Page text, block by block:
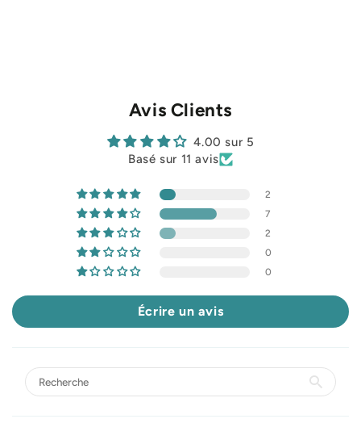
Avis Clients
4.00 sur 5
Basé sur 11 avis
2
7
2
0
0
Écrire un avis